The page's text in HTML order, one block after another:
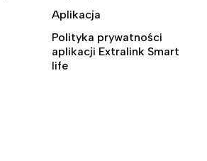
Aplikacja
Polityka prywatności
aplikacji Extralink Smart
life